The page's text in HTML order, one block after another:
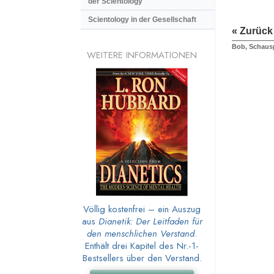
« Zurück
Bob,
Scientology in der Gesellschaft
WEITERE INFORMATIONEN
Völlig kostenfrei – ein Auszug
aus Dianetik: Der Leitfaden für
den menschlichen Verstand.
Enthält drei Kapitel des Nr.-1-
Bestsellers über den Verstand.